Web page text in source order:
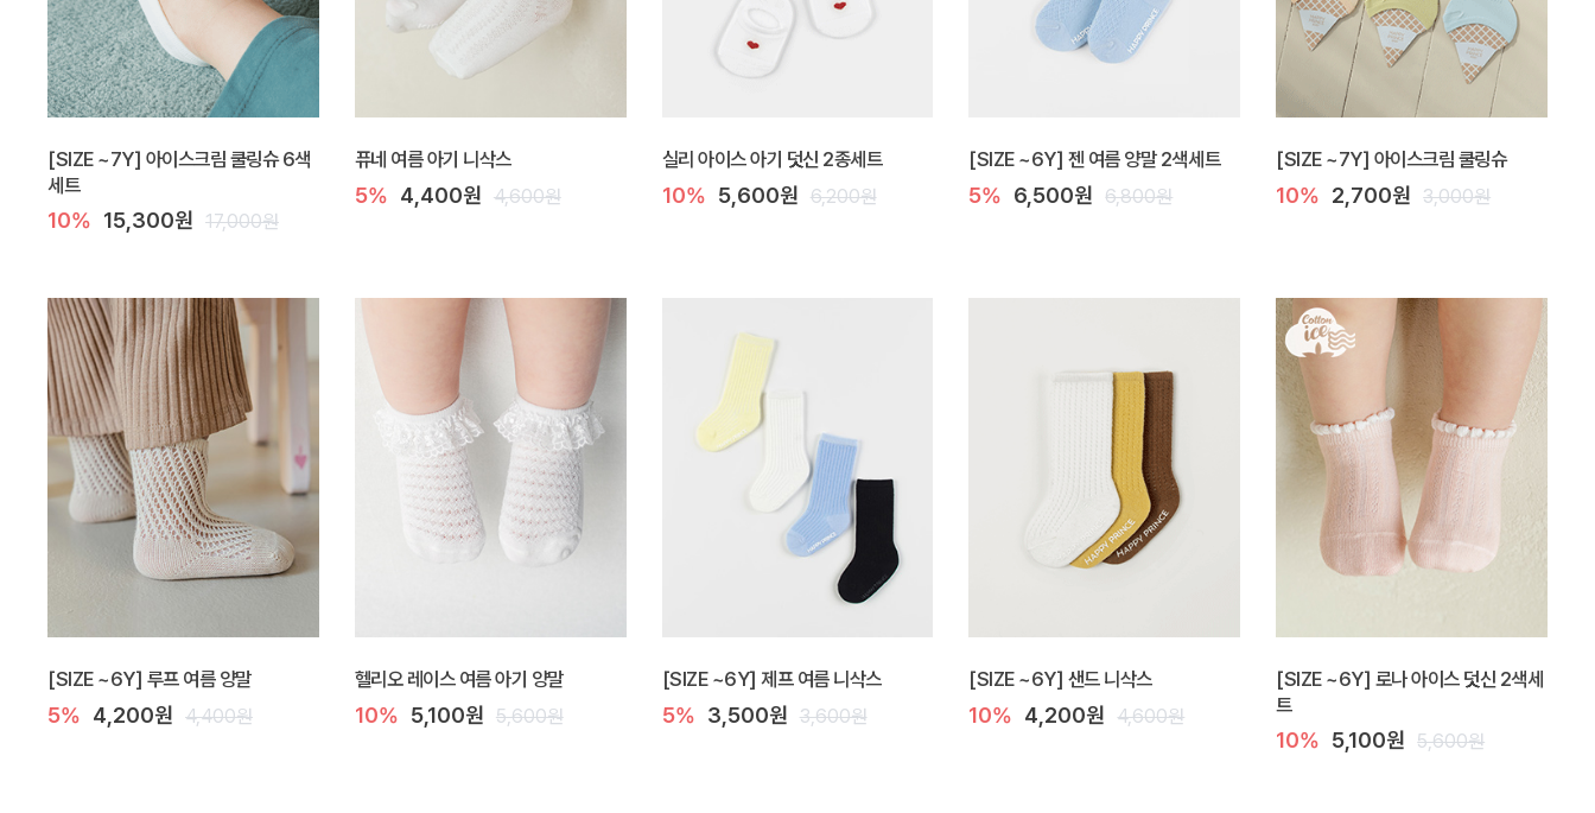
[SIZE ~7Y] 아이스크림 쿨링슈 6색
세트
10% 15,300원 17,000원
퓨네 여름 아기 니삭스
5% 4,400원 4,600원
실리 아이스 아기 덧신 2종세트
10% 5,600원 6,200원
[SIZE ~6Y] 젠 여름 양말 2색세트
5% 6,500원 6,800원
[SIZE ~7Y] 아이스크림 쿨링슈
10% 2,700원 3,000원
[SIZE ~6Y] 루프 여름 양말
5% 4,200원 4,400원
헬리오 레이스 여름 아기 양말
10% 5,100원 5,600원
[SIZE ~6Y] 제프 여름 니삭스
5% 3,500원 3,600원
[SIZE ~6Y] 샌드 니삭스
10% 4,200원 4,600원
[SIZE ~6Y] 로나 아이스 덧신 2색세
트
10% 5,100원 5,600원